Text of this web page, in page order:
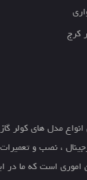
کرج
مدل های کولر
، نصب و تعمیرات
اموری است که ما